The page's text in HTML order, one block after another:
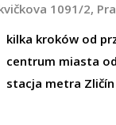
1091/2,
kilka kroków od
centrum miasta
stacja metra